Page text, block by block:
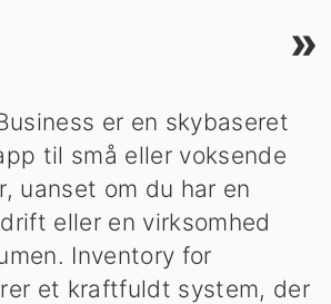
»
er en skybaseret
til små eller voksende
uanset om du har en
eller en virksomhed
Inventory for
et kraftfuldt system, der